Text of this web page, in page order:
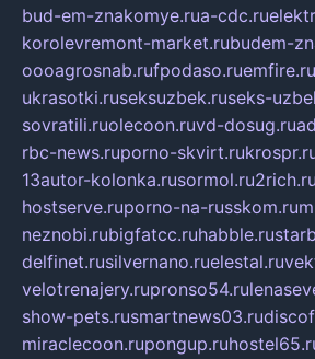
bud-em-znakomye.rua-cdc.ru
korolevremont-market.rubudem-
oooagrosnab.rufpodaso.ruemfire.ru
ukrasotki.ruseksuzbek.ruseks-
sovratili.ruolecoon.ruvd-dosug.ru
rbc-news.ruporno-skvirt.ru
13autor-kolonka.rusormol.ru2rich.ru
hostserve.ruporno-na-russkom.ru
neznobi.rubigfatcc.ruhabble.ru
delfinet.rusilvernano.ruelestal.ru
velotrenajery.rupronso54.ru
show-pets.rusmartnews03.ru
miraclecoon.rupongup.ru